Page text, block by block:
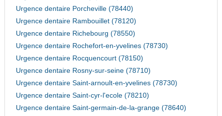
Urgence dentaire Porcheville (78440)
Urgence dentaire Rambouillet (78120)
Urgence dentaire Richebourg (78550)
Urgence dentaire Rochefort-en-yvelines (78730)
Urgence dentaire Rocquencourt (78150)
Urgence dentaire Rosny-sur-seine (78710)
Urgence dentaire Saint-arnoult-en-yvelines (78730)
Urgence dentaire Saint-cyr-l'ecole (78210)
Urgence dentaire Saint-germain-de-la-grange (78640)